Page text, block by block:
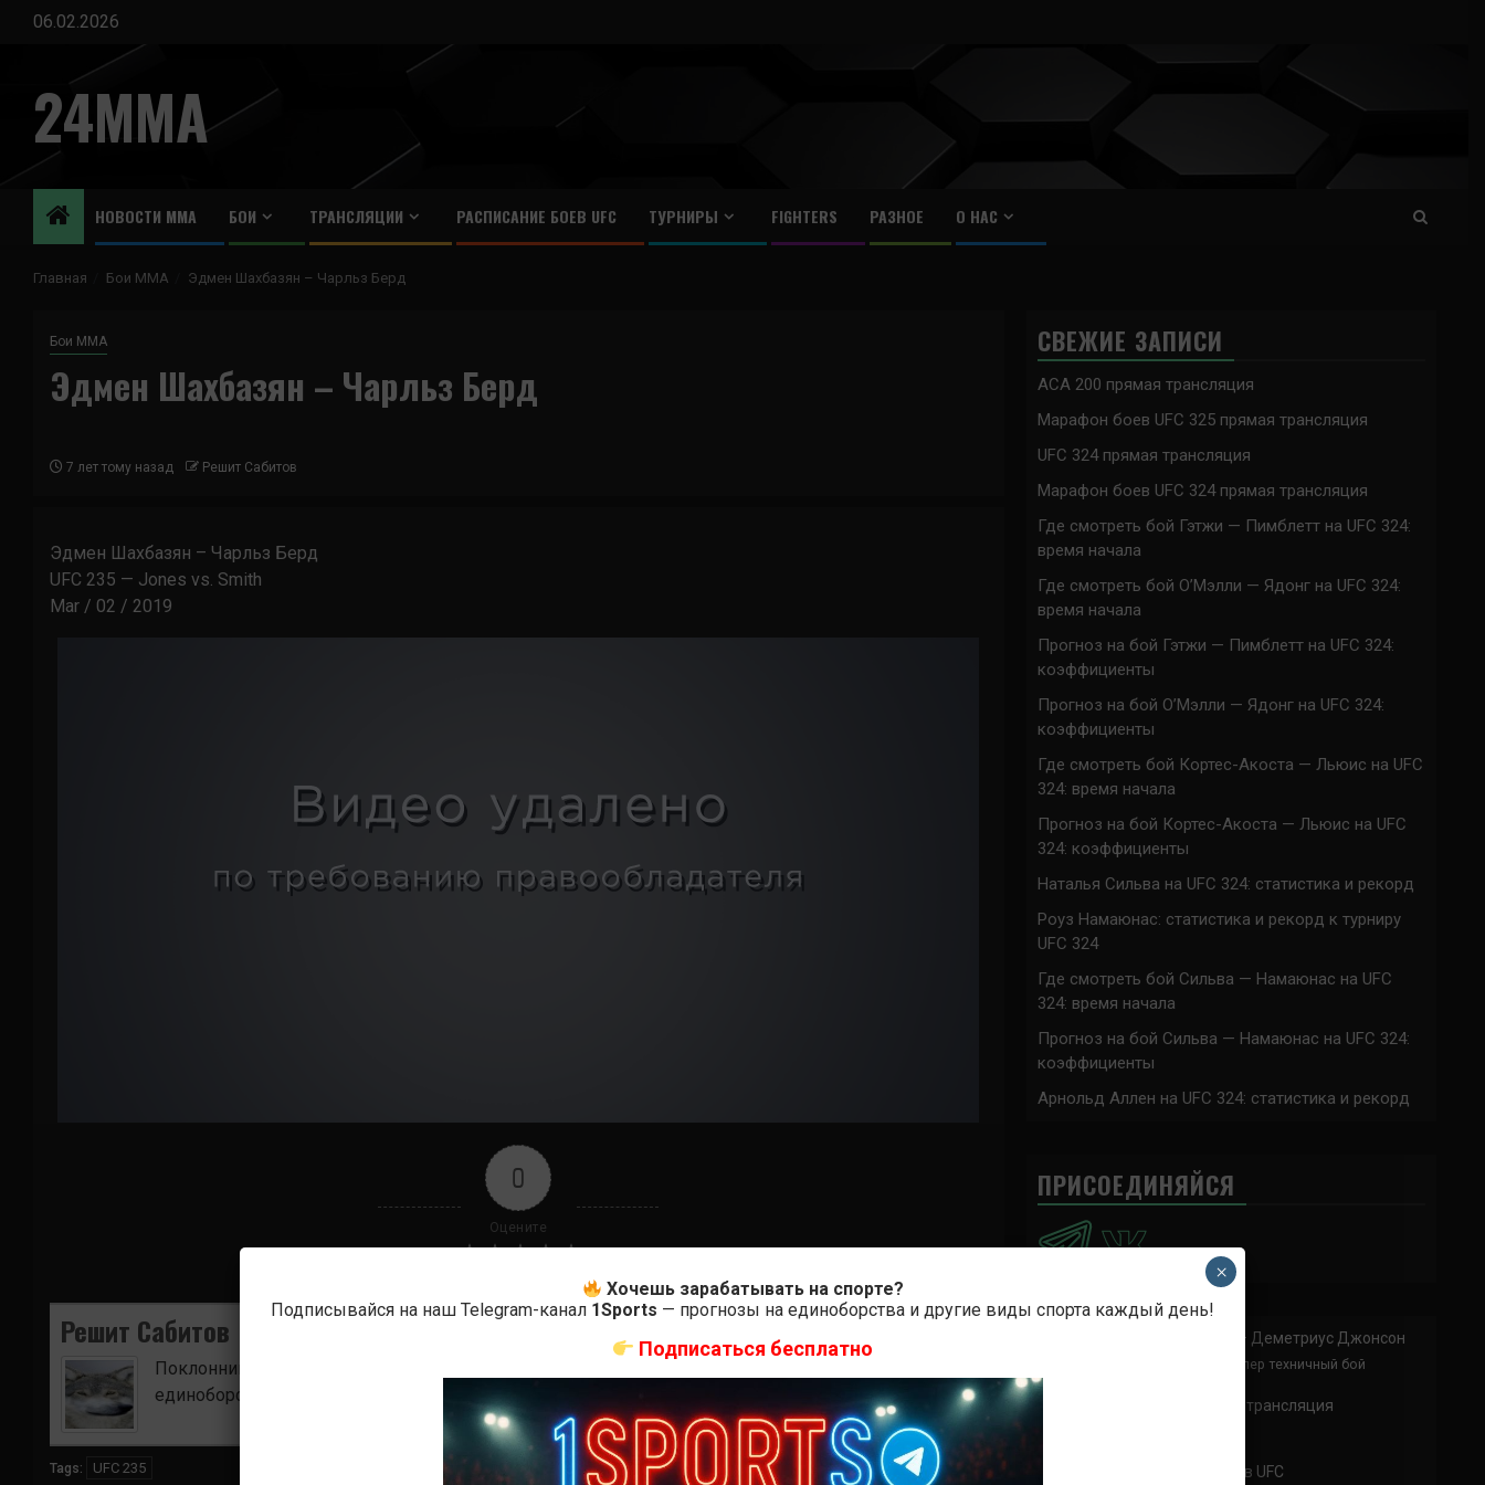
Перейти
содержимому
06.02.2026
24MMA
НОВОСТИ ММА БОИ ТРАНСЛЯЦИИ РАСПИСАНИЕ БОЕВ UFC ТУРНИРЫ FIGHTERS РАЗНОЕ О НАС
Главная Бои ММА Эдмен Шахбазян – Чарльз Берд
Бои ММА
Эдмен Шахбазян – Чарльз Берд
7 лет тому назад Решит Сабитов
Эдмен Шахбазян – Чарльз Берд
UFC 235 — Jones vs. Smith
Mar / 02 / 2019
0
Оцените
Решит Сабитов
Поклонник боевых искусств. Ищу для вас самые лучшие и актуальные события и мира
единоборств.
Tags: UFC 235
СВЕЖИЕ ЗАПИСИ
ACA 200 прямая трансляция
Марафон боев UFC 325 прямая трансляция
UFC 324 прямая трансляция
Марафон боев UFC 324 прямая трансляция
Где смотреть бой Гэтжи — Пимблетт на UFC 324:
время начала
Где смотреть бой О’Мэлли — Ядонг на UFC 324:
время начала
Прогноз на бой Гэтжи — Пимблетт на UFC 324:
коэффициенты
Прогноз на бой О’Мэлли — Ядонг на UFC 324:
коэффициенты
Где смотреть бой Кортес-Акоста — Льюис на UFC
324: время начала
Прогноз на бой Кортес-Акоста — Льюис на UFC
324: коэффициенты
Наталья Сильва на UFC 324: статистика и рекорд
Роуз Намаюнас: статистика и рекорд к турниру
UFC 324
Где смотреть бой Сильва — Намаюнас на UFC
324: время начала
Прогноз на бой Сильва — Намаюнас на UFC 324:
коэффициенты
Арнольд Аллен на UFC 324: статистика и рекорд
ПРИСОЕДИНЯЙСЯ
Доминик Круз — Деметриус Джонсон
Спасибо что выложили этот супер техничный бой
UFC 324 прямая трансляция
Расписание боев UFC
Хочешь зарабатывать на спорте?
Подписывайся на наш Telegram-канал 1Sports — прогнозы на единоборства и другие виды спорта каждый день!
Подписаться бесплатно
×